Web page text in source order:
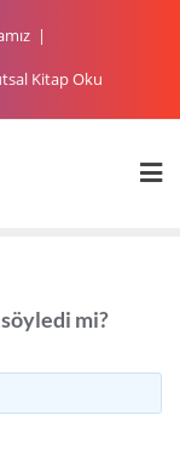
Kitap Oku
mi?